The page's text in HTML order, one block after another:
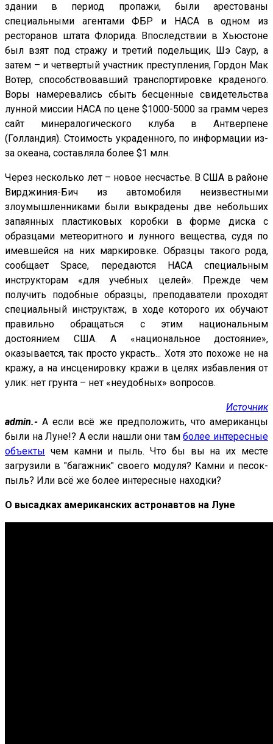
здании в период пропажи, были арестованы
специальными агентами ФБР и НАСА в одном из
ресторанов штата Флорида. Впоследствии в Хьюстоне
был взят под стражу и третий подельщик, Шэ Саур, а
затем – и четвертый участник преступления, Гордон Мак
Вотер, способствовавший транспортировке краденого.
Воры намеревались сбыть бесценные свидетельства
лунной миссии НАСА по цене $1000-5000 за грамм через
сайт минералогического клуба в Антверпене
(Голландия). Стоимость украденного, по информации из-
за океана, составляла более $1 млн.
Через несколько лет – новое несчастье. В США в районе
Вирджиния-Бич из автомобиля неизвестными
злоумышленниками были выкрадены две небольших
запаянных пластиковых коробки в форме диска с
образцами метеоритного и лунного вещества, судя по
имевшейся на них маркировке. Образцы такого рода,
сообщает Space, передаются НАСА специальным
инструкторам «для учебных целей». Прежде чем
получить подобные образцы, преподаватели проходят
специальный инструктаж, в ходе которого их обучают
правильно обращаться с этим национальным
достоянием США. А «национальное достояние»,
оказывается, так просто украсть... Хотя это похоже не на
кражу, а на инсценировку кражи в целях избавления от
улик: нет грунта – нет «неудобных» вопросов.
Источник
admin.- А если всё же предположить, что американцы
были на Луне!? А если нашли они тамболее интересные
объекты чем камни и пыль. Что бы вы на их месте
загрузили в "багажник" своего модуля? Камни и песок-
пыль? Или всё же более интересные находки?
О высадках американских астронавтов на Луне